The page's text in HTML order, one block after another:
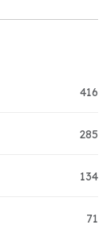
416
285
134
71